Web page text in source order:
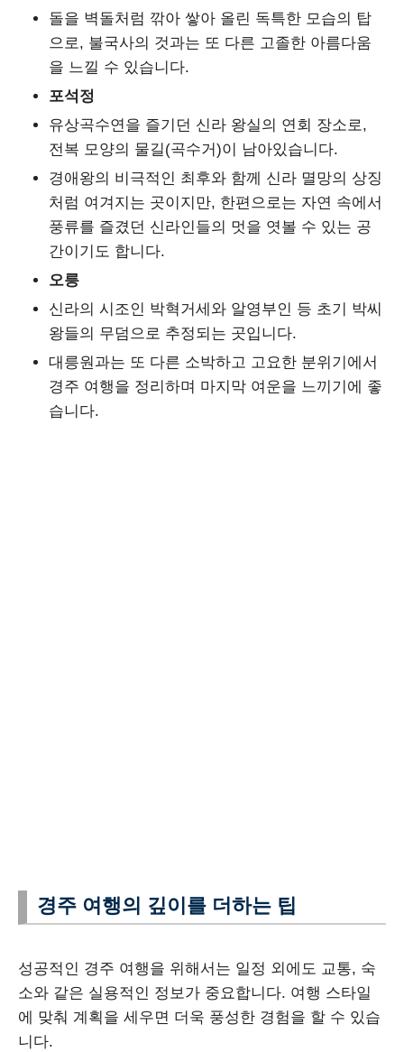
돌을 벽돌처럼 깎아 쌓아 올린 독특한 모습의 탑
으로, 불국사의 것과는 또 다른 고졸한 아름다움
을 느낄 수 있습니다.
포석정
유상곡수연을 즐기던 신라 왕실의 연회 장소로,
전복 모양의 물길(곡수거)이 남아있습니다.
경애왕의 비극적인 최후와 함께 신라 멸망의 상징
처럼 여겨지는 곳이지만, 한편으로는 자연 속에서
풍류를 즐겼던 신라인들의 멋을 엿볼 수 있는 공
간이기도 합니다.
오릉
신라의 시조인 박혁거세와 알영부인 등 초기 박씨
왕들의 무덤으로 추정되는 곳입니다.
대릉원과는 또 다른 소박하고 고요한 분위기에서
경주 여행을 정리하며 마지막 여운을 느끼기에 좋
습니다.
경주 여행의 깊이를 더하는 팁
성공적인 경주 여행을 위해서는 일정 외에도 교통, 숙
소와 같은 실용적인 정보가 중요합니다. 여행 스타일
에 맞춰 계획을 세우면 더욱 풍성한 경험을 할 수 있습
니다.